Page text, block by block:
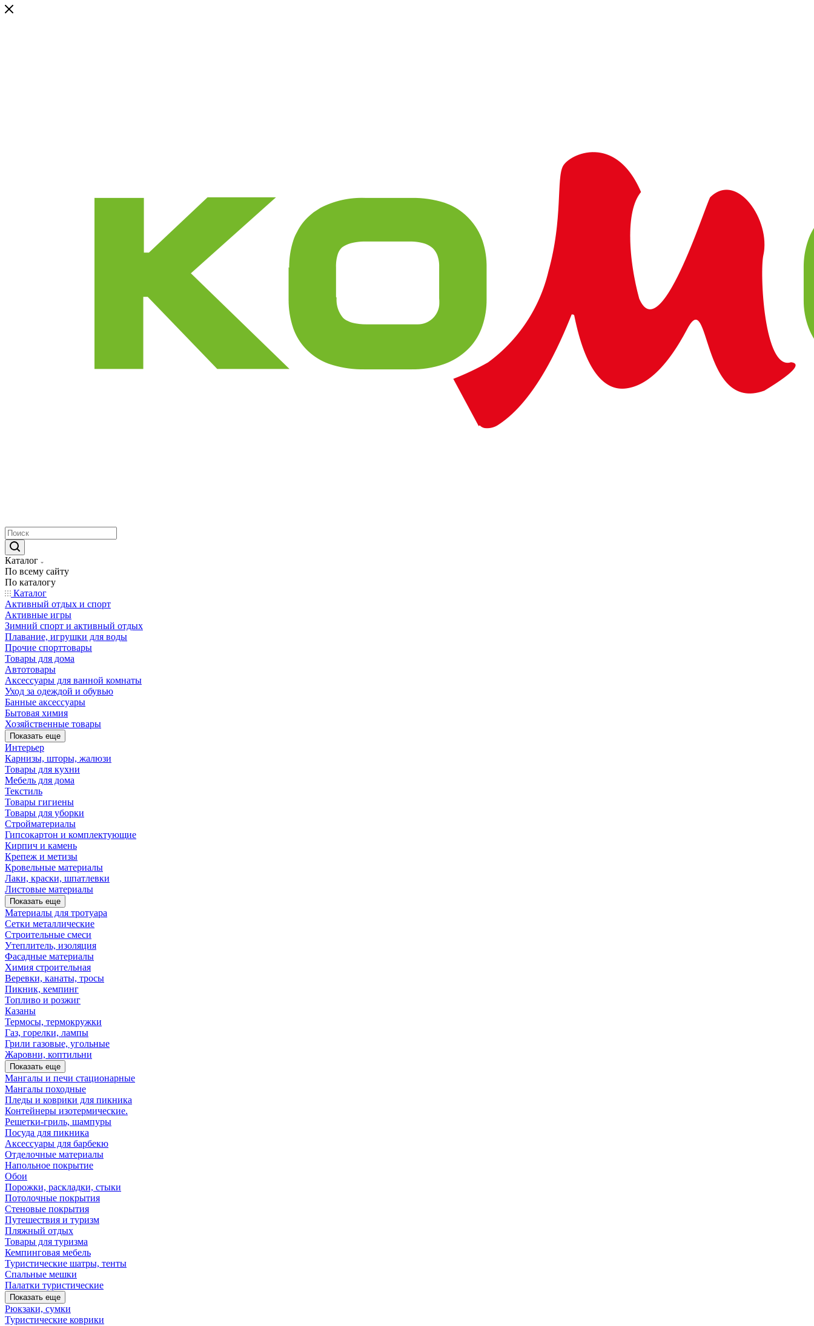
Каталог
По всему сайту
По каталогу
Каталог
Активный отдых и спорт
Активные игры
Зимний спорт и активный отдых
Плавание, игрушки для воды
Прочие спорттовары
Товары для дома
Автотовары
Аксессуары для ванной комнаты
Уход за одеждой и обувью
Банные аксессуары
Бытовая химия
Хозяйственные товары
Показать еще
Интерьер
Карнизы, шторы, жалюзи
Товары для кухни
Мебель для дома
Текстиль
Товары гигиены
Товары для уборки
Стройматериалы
Гипсокартон и комплектующие
Кирпич и камень
Крепеж и метизы
Кровельные материалы
Лаки, краски, шпатлевки
Листовые материалы
Показать еще
Материалы для тротуара
Сетки металлические
Строительные смеси
Утеплитель, изоляция
Фасадные материалы
Химия строительная
Веревки, канаты, тросы
Пикник, кемпинг
Топливо и розжиг
Казаны
Термосы, термокружки
Газ, горелки, лампы
Грили газовые, угольные
Жаровни, коптильни
Показать еще
Мангалы и печи стационарные
Мангалы походные
Пледы и коврики для пикника
Контейнеры изотермические.
Решетки-гриль, шампуры
Посуда для пикника
Аксессуары для барбекю
Отделочные материалы
Напольное покрытие
Обои
Порожки, раскладки, стыки
Потолочные покрытия
Стеновые покрытия
Путешествия и туризм
Пляжный отдых
Товары для туризма
Кемпинговая мебель
Туристические шатры, тенты
Спальные мешки
Палатки туристические
Показать еще
Рюкзаки, сумки
Туристические коврики